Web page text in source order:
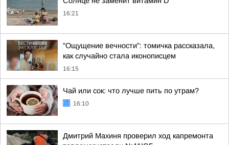
16:21
"Ощущение вечности": томичка рассказала,
как случайно стала иконописцем
16:15
Чай или сок: что лучше пить по утрам?
16:10
Дмитрий Махиня проверил ход капремонта